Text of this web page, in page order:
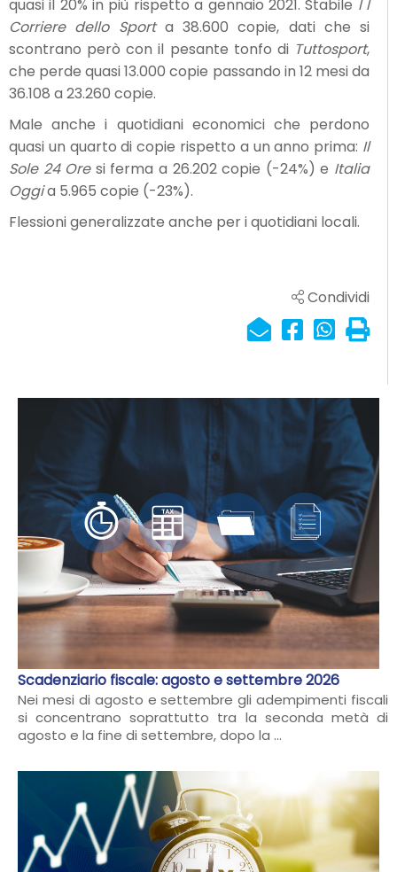
quasi il 20% in più rispetto a gennaio 2021. Stabile I l
Corriere dello Sporta 38.600 copie, dati che si
scontrano però con il pesante tonfo di Tuttosport,
che perde quasi 13.000 copie passando in 12 mesi da
36.108 a 23.260 copie.
Male anche i quotidiani economici che perdono
quasi un quarto di copie rispetto a un anno prima: Il
Sole 24 Ore si ferma a 26.202 copie (-24%) e Italia
Oggia 5.965 copie (-23%).
Flessioni generalizzate anche per i quotidiani locali.
Condividi
Scadenziario fiscale: agosto e settembre 2026
Nei mesi di agosto e settembre gli adempimenti fiscali
si concentrano soprattutto tra la seconda metà di
agosto e la fine di settembre, dopo la ...